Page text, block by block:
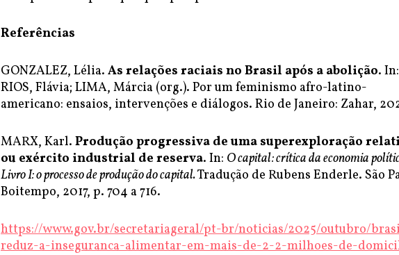
Referências
GONZALEZ, Lélia. As relações raciais no Brasil após a abolição. In:
RIOS, Flávia; LIMA, Márcia (org.). Por um feminismo afro-latino-
americano: ensaios, intervenções e diálogos. Rio de Janeiro: Zahar,
MARX, Karl. Produção progressiva de uma superexploração
ou exército industrial de reserva. In: O capital: crítica da economia
Livro I: o processo de produção do capital.Tradução de Rubens Enderle. São
Boitempo, 2017, p. 704 a 716.
https://www.gov.br/secretariageral/pt-br/noticias/2025/outubro/
reduz-a-inseguranca-alimentar-em-mais-de-2-2-milhoes-de-